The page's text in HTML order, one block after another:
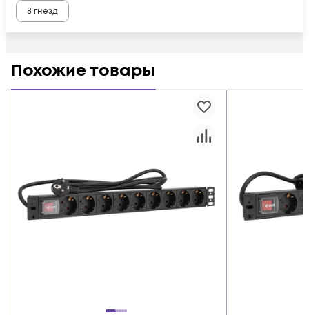
8 гнезд
Похожие товары